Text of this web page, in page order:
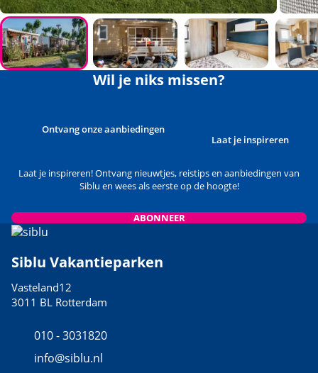
Wil je niks missen?
Ontvang onze aanbiedingen
Laat je inspireren
Laat je inspireren! Ontvang nieuwtjes, reistips en aanbiedingen van
Siblu en wees als eerste op de hoogte!
ABONNEER
Siblu Vakantieparken
Vasteland12
3011 BL Rotterdam
010 - 3031820
info@siblu.nl